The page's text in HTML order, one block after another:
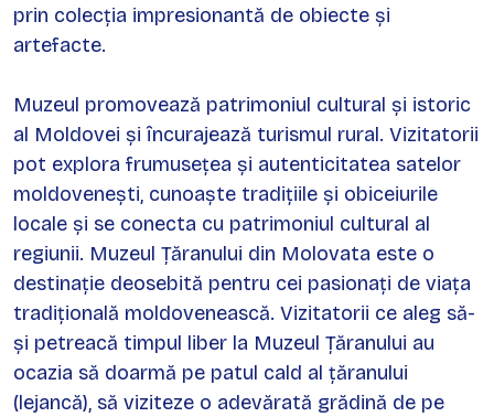
prin colecția impresionantă de obiecte și
artefacte.
Muzeul promovează patrimoniul cultural și istoric
al Moldovei și încurajează turismul rural. Vizitatorii
pot explora frumusețea și autenticitatea satelor
moldovenești, cunoaște tradițiile și obiceiurile
locale și se conecta cu patrimoniul cultural al
regiunii. Muzeul Țăranului din Molovata este o
destinație deosebită pentru cei pasionați de viața
tradițională moldovenească. Vizitatorii ce aleg să-
și petreacă timpul liber la Muzeul Țăranului au
ocazia să doarmă pe patul cald al țăranului
(lejancă), să viziteze o adevărată grădină de pe